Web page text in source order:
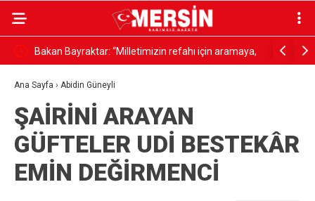
Bakan Bayraktar: “Milletimizin refahı için aramaya,
keşfetmeye ve üretmeye devam edeceğiz”
”En
Ana Sayfa › Abidin Güneyli
ŞAİRİNİ ARAYAN
GÜFTELER UDİ BESTEKÂR
EMİN DEĞİRMENCİ